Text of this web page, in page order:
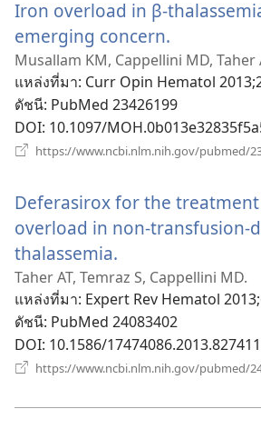
Iron overload in β-
emerging concern.
หน้าต่าง
ใหม่)
Musallam KM, Cappellini MD, Taher
แหล่งที่มา‎: Curr Opin Hematol
ดัชนี‎: PubMed 23426199
DOI‎: 10.1097/
https://www.ncbi.nlm.nih.gov/pubmed/
Deferasirox for the
overload in non-transfusion-
thalassemia.
หน้าต่าง
ใหม่)
Taher AT, Temraz S, Cappellini MD.
แหล่งที่มา‎: Expert Rev Hematol
ดัชนี‎: PubMed 24083402
DOI‎: 10.1586/17474086.2013.827411
https://www.ncbi.nlm.nih.gov/pubmed/